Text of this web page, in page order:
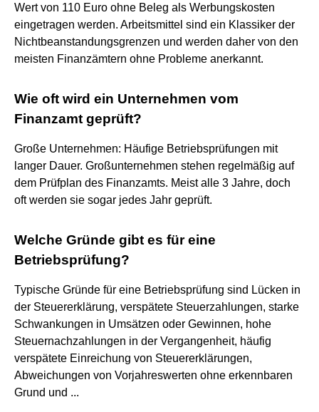
Wert von 110 Euro ohne Beleg als Werbungskosten
eingetragen werden. Arbeitsmittel sind ein Klassiker der
Nichtbeanstandungsgrenzen und werden daher von den
meisten Finanzämtern ohne Probleme anerkannt.
Wie oft wird ein Unternehmen vom
Finanzamt geprüft?
Große Unternehmen: Häufige Betriebsprüfungen mit
langer Dauer. Großunternehmen stehen regelmäßig auf
dem Prüfplan des Finanzamts. Meist alle 3 Jahre, doch
oft werden sie sogar jedes Jahr geprüft.
Welche Gründe gibt es für eine
Betriebsprüfung?
Typische Gründe für eine Betriebsprüfung sind Lücken in
der Steuererklärung, verspätete Steuerzahlungen, starke
Schwankungen in Umsätzen oder Gewinnen, hohe
Steuernachzahlungen in der Vergangenheit, häufig
verspätete Einreichung von Steuererklärungen,
Abweichungen von Vorjahreswerten ohne erkennbaren
Grund und ...